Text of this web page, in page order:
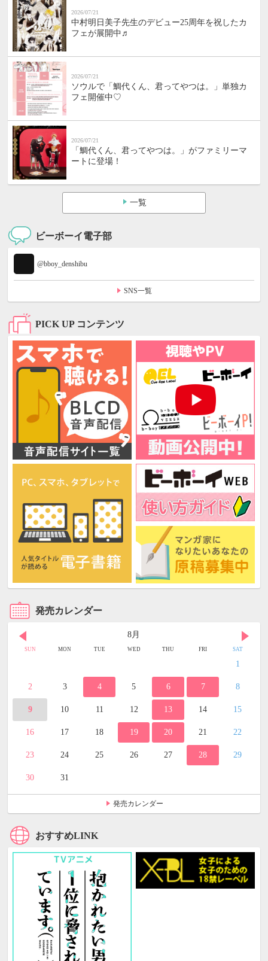
2026/07/21
中村明日美子先生のデビュー25周年を祝したカ
フェが展開中♬
2026/07/21
ソウルで「鯛代くん、君ってやつは。」単独カ
フェ開催中♡
2026/07/21
「鯛代くん、君ってやつは。」がファミリーマ
ートに登場！
一覧
ビーボーイ電子部
@bboy_denshibu
SNS一覧
PICK UP コンテンツ
発売カレンダー
8月
SUN MON TUE WED THU FRI SAT
1
2 3 4 5 6 7 8
9 10 11 12 13 14 15
16 17 18 19 20 21 22
23 24 25 26 27 28 29
30 31
発売カレンダー
おすすめLINK